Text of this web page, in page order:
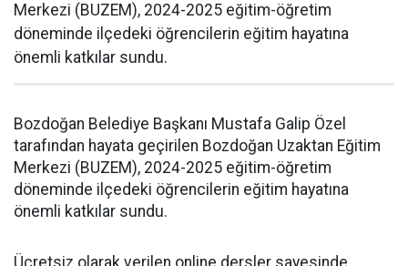
Merkezi (BUZEM), 2024-2025 eğitim-öğretim
döneminde ilçedeki öğrencilerin eğitim hayatına
önemli katkılar sundu.
Bozdoğan Belediye Başkanı Mustafa Galip Özel
tarafından hayata geçirilen Bozdoğan Uzaktan Eğitim
Merkezi (BUZEM), 2024-2025 eğitim-öğretim
döneminde ilçedeki öğrencilerin eğitim hayatına
önemli katkılar sundu.
Ücretsiz olarak verilen online dersler sayesinde